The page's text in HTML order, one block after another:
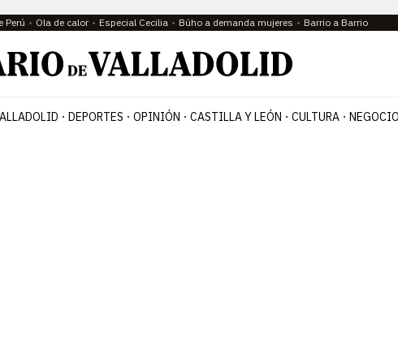
Perú Ola de calor Especial Cecilia Búho a demanda mujeres Barrio a Barrio
DEPORTES OPINIÓN CASTILLA Y LEÓN CULTURA